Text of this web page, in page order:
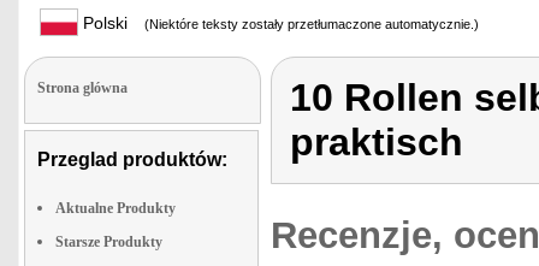
Polski (Niektóre teksty zostały przetłumaczone automatycznie.)
Strona glówna
Przeglad produktów:
Aktualne Produkty
Starsze Produkty
10 Rollen
praktisch
Recenzje,